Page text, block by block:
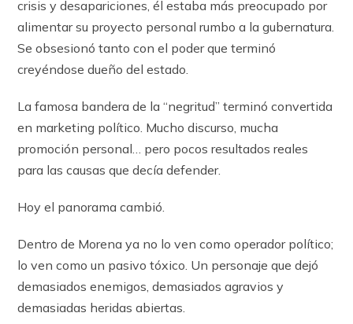
crisis y desapariciones, él estaba más preocupado por
alimentar su proyecto personal rumbo a la gubernatura.
Se obsesionó tanto con el poder que terminó
creyéndose dueño del estado.
La famosa bandera de la “negritud” terminó convertida
en marketing político. Mucho discurso, mucha
promoción personal… pero pocos resultados reales
para las causas que decía defender.
Hoy el panorama cambió.
Dentro de Morena ya no lo ven como operador político;
lo ven como un pasivo tóxico. Un personaje que dejó
demasiados enemigos, demasiados agravios y
demasiadas heridas abiertas.